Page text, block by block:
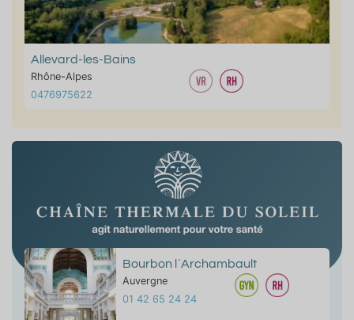
Allevard-les-Bains
Rhône-Alpes
0476975622
Bourbon l`Archambault
Auvergne
01 42 65 24 24